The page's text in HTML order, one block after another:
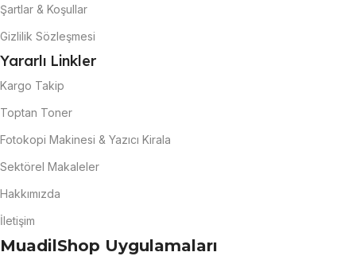
Şartlar & Koşullar
Gizlilik Sözleşmesi
Yararlı Linkler
Kargo Takip
Toptan Toner
Fotokopi Makinesi & Yazıcı Kirala
Sektörel Makaleler
Hakkımızda
İletişim
MuadilShop Uygulamaları